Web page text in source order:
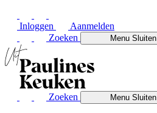
Inloggen
Aanmelden
Zoeken
MenuSluiten
Zoeken MenuSluiten